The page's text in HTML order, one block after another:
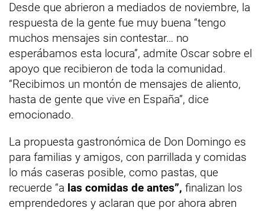
Desde que abrieron a mediados de noviembre, la
respuesta de la gente fue muy buena “tengo
muchos mensajes sin contestar… no
esperábamos esta locura”, admite Oscar sobre el
apoyo que recibieron de toda la comunidad.
“Recibimos un montón de mensajes de aliento,
hasta de gente que vive en España”, dice
emocionado.
La propuesta gastronómica de Don Domingo es
para familias y amigos, con parrillada y comidas
lo más caseras posible, como pastas, que
recuerde “a las comidas de antes”, finalizan los
emprendedores y aclaran que por ahora abren